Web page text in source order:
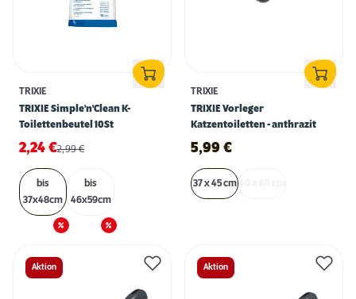
TRIXIE
TRIXIE Simple'n'Clean K-
Toilettenbeutel 10St
2,24 €2,99€
bis
37x48cm
bis
46x59cm
TRIXIE
TRIXIE Vorleger
Katzentoiletten - anthrazit
5,99 €
37 x 45 cm
Aktion Aktion